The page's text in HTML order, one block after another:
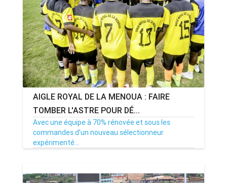
AIGLE ROYAL DE LA MENOUA : FAIRE
TOMBER L'ASTRE POUR DÉ...
Avec une équipe à 70% rénovée et sous les
commandes d'un nouveau sélectionneur
expérimenté...